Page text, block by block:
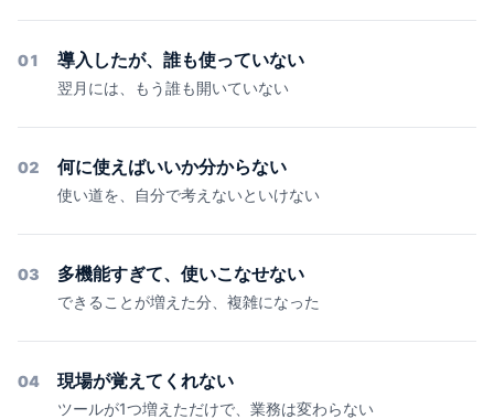
01 導入したが、誰も使っていない
翌月には、もう誰も開いていない
02 何に使えばいいか分からない
使い道を、自分で考えないといけない
03 多機能すぎて、使いこなせない
できることが増えた分、複雑になった
04 現場が覚えてくれない
ツールが1つ増えただけで、業務は変わらない